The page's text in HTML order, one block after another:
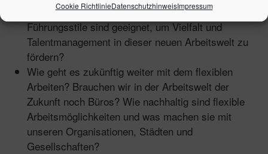
Cookie RichtlinieDatenschutzhinweisImpressum
Produktivität, Innovation und Teamwork? Welche
Führungsstile sind geeignet, um Vielfalt und
Talentmanagement in dieser neuen Arbeitswelt zu
fördern?
Wie geht es zukünftig weiter mit dem flexiblen
Arbeiten? Brauchen wir in der Arbeitswelt der
Zukunft noch Büros? Wie nachhaltig sind flexible
Arbeitsmöglichkeiten und was machen sie mit
unseren Organisationen, Städten und
Gesellschaften?